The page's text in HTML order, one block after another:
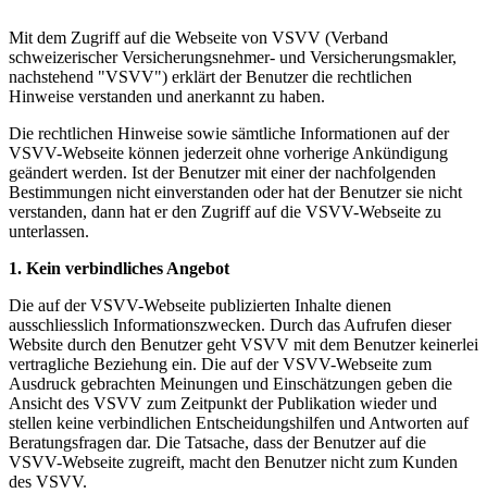
Mit dem Zugriff auf die Webseite von VSVV (Verband
schweizerischer Versicherungsnehmer- und Versicherungsmakler,
nachstehend "VSVV") erklärt der Benutzer die rechtlichen
Hinweise verstanden und anerkannt zu haben.
Die rechtlichen Hinweise sowie sämtliche Informationen auf der
VSVV-Webseite können jederzeit ohne vorherige Ankündigung
geändert werden. Ist der Benutzer mit einer der nachfolgenden
Bestimmungen nicht einverstanden oder hat der Benutzer sie nicht
verstanden, dann hat er den Zugriff auf die VSVV-Webseite zu
unterlassen.
1. Kein verbindliches Angebot
Die auf der VSVV-Webseite publizierten Inhalte dienen
ausschliesslich Informationszwecken. Durch das Aufrufen dieser
Website durch den Benutzer geht VSVV mit dem Benutzer keinerlei
vertragliche Beziehung ein. Die auf der VSVV-Webseite zum
Ausdruck gebrachten Meinungen und Einschätzungen geben die
Ansicht des VSVV zum Zeitpunkt der Publikation wieder und
stellen keine verbindlichen Entscheidungshilfen und Antworten auf
Beratungsfragen dar. Die Tatsache, dass der Benutzer auf die
VSVV-Webseite zugreift, macht den Benutzer nicht zum Kunden
des VSVV.